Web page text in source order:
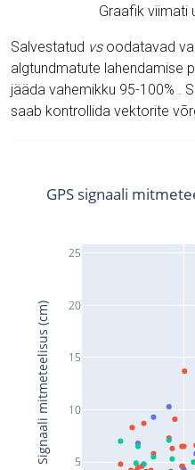
Graafik viimati
Salvestatud vsoodatavad
algtundmatute lahendamise
jääda vahemikku 95-100% .
saab kontrollida vektorite
5
10
15
20
25
GPS signaali
Signaali mitmeteelisus (cm)